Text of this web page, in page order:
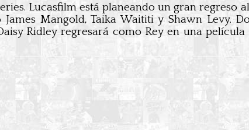
Lucasfilm está planeando un gran regreso
Mangold, Taika Waititi y Shawn Levy.
Ridley regresará como Rey en una